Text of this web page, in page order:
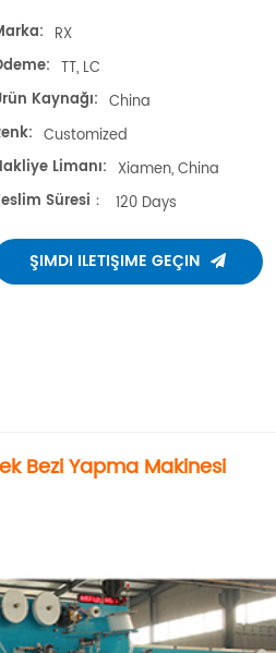
RX
TT, LC
Kaynağı: China
Customized
Limanı: Xiamen, China
Süresi：
120 Days
ŞIMDI ILETIŞIME GEÇIN
Bezi Yapma Makinesi